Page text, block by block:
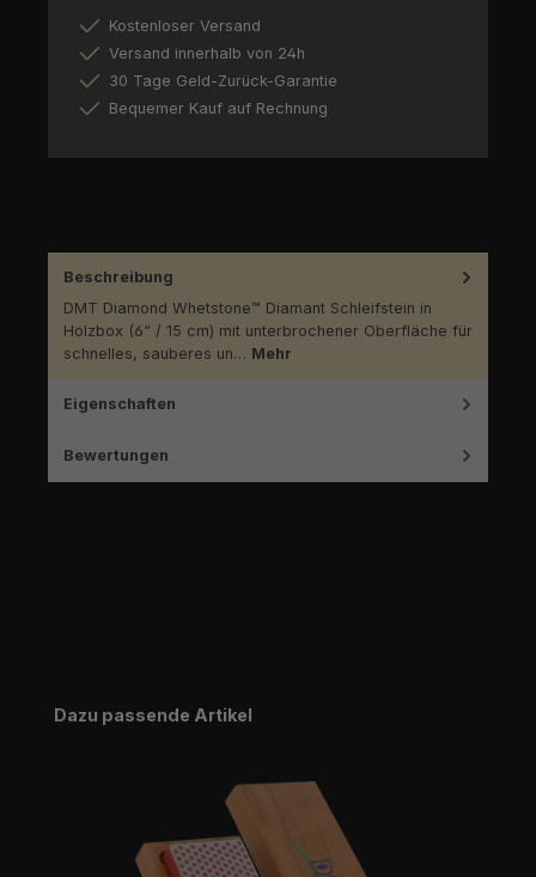
Kostenloser Versand
Versand innerhalb von 24h
30 Tage Geld-Zurück-Garantie
Bequemer Kauf auf Rechnung
Beschreibung
DMT Diamond Whetstone™ Diamant Schleifstein in
Holzbox (6“ / 15 cm) mit unterbrochener Oberfläche für
schnelles, sauberes un… Mehr
Eigenschaften
Bewertungen
Produktgalerie überspringen
Dazu passende Artikel